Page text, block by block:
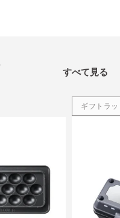
すべて見る
ギフトラ